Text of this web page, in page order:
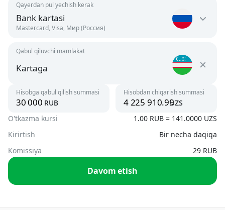
Qayerdan pul yechish kerak
Bank kartasi
Mastercard, Visa, Мир (Россия)
O'zbekiston
UZS
Rossiya
RUB
Qabul qiluvchi mamlakat
Kartaga
Argentina
USD
Kartaga
UZS
Telefon raqami orqali
Hisobga qabul qilish summasi
rub
Hisobdan chiqarish summasi
uzs
Davom etish
O'tkazma kursi
1.00 RUB = 141.0000 UZS
Kirirtish
Bir necha daqiqa
Komissiya
29 RUB